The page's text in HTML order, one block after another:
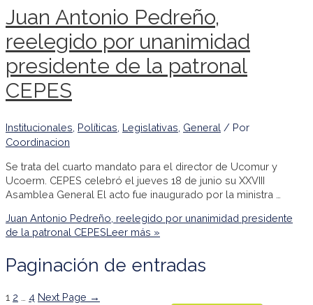
Juan Antonio Pedreño,
reelegido por unanimidad
presidente de la patronal
CEPES
Institucionales Políticas Legislativas General / Por
Coordinacion
Se trata del cuarto mandato para el director de Ucomur y
Ucoerm. CEPES celebró el jueves 18 de junio su XXVIII
Asamblea General El acto fue inaugurado por la ministra …
Juan Antonio Pedreño, reelegido por unanimidad presidente
de la patronal CEPESLeer más »
Paginación de entradas
1 2 4 Next Page →